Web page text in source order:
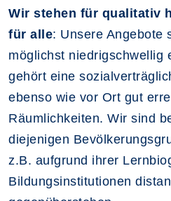
Wir stehen für qualitativ
für alle: Unsere Angebote
möglichst niedrigschwellig
gehört eine
ebenso wie vor Ort gut
Räumlichkeiten. Wir sind
diejenigen
z.B. aufgrund ihrer
Bildungsinstitutionen